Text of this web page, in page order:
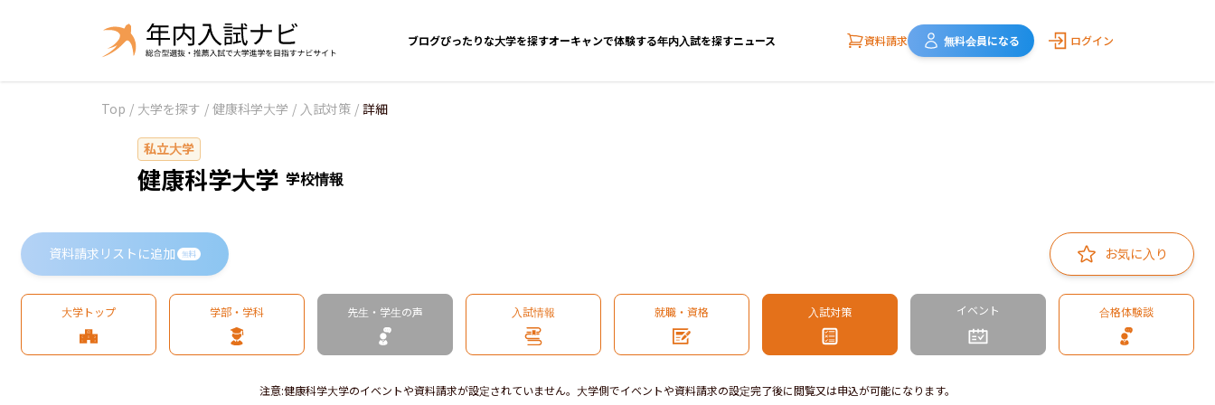
ブログぴったりな大学を探すオーキャンで体験する年内入試を探すニュース 資料請求 無料会員になる ログイン
Top / 大学を探す / 健康科学大学 / 入試対策 / 詳細
私立大学
健康科学大学 学校情報
資料請求リストに追加 無料 お気に入り
大学トップ 学部・学科 先生・学生の声 入試情報 就職・資格 入試対策 イベント 合格体験談
注意:健康科学大学のイベントや資料請求が設定されていません。大学側でイベントや資料請求の設定完了後に閲覧又は申込が可能になります。